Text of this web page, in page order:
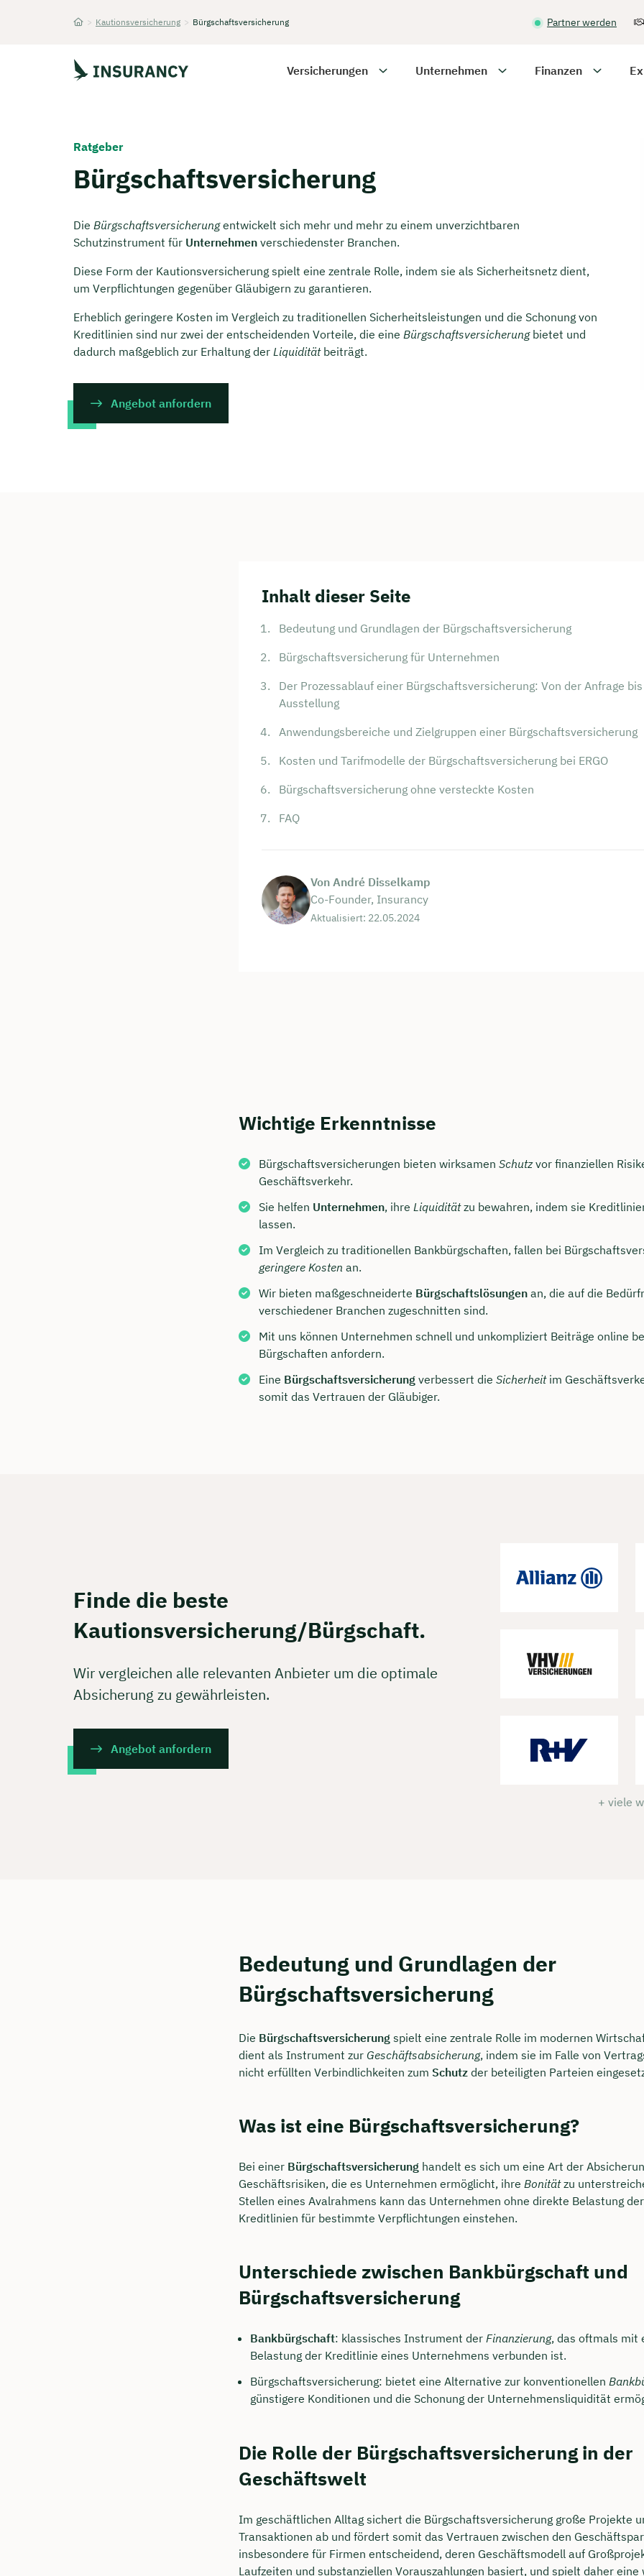
> Kautionsversicherung > Bürgschaftsversicherung Partner werden
Versicherungen Unternehmen Finanzen
Ratgeber
Bürgschaftsversicherung
Die Bürgschaftsversicherungentwickelt sich mehr und mehr zu einem unverzichtbaren
Schutzinstrument für Unternehmen verschiedenster Branchen.
Diese Form der Kautionsversicherung spielt eine zentrale Rolle, indem sie als Sicherheitsnetz dient,
um Verpflichtungen gegenüber Gläubigern zu garantieren.
Erheblich geringere Kosten im Vergleich zu traditionellen Sicherheitsleistungen und die Schonung von
Kreditlinien sind nur zwei der entscheidenden Vorteile, die eine Bürgschaftsversicherungbietet und
dadurch maßgeblich zur Erhaltung der Liquiditätbeiträgt.
Angebot anfordern
Inhalt dieser Seite
Bedeutung und Grundlagen der Bürgschaftsversicherung
Bürgschaftsversicherung für Unternehmen
Der Prozessablauf einer Bürgschaftsversicherung: Von der Anfrage
Ausstellung
Anwendungsbereiche und Zielgruppen einer Bürgschaftsversicherung
Kosten und Tarifmodelle der Bürgschaftsversicherung bei ERGO
Bürgschaftsversicherung ohne versteckte Kosten
FAQ
Von André Disselkamp
Co-Founder, Insurancy
Aktualisiert: 22.05.2024
Wichtige Erkenntnisse
Bürgschaftsversicherungen bieten wirksamen Schutzvor finanziellen
Geschäftsverkehr.
Sie helfen Unternehmen, ihre Liquiditätzu bewahren, indem sie
lassen.
Im Vergleich zu traditionellen Bankbürgschaften, fallen bei
geringere Kosten an.
Wir bieten maßgeschneiderte Bürgschaftslösungen an, die auf die
verschiedener Branchen zugeschnitten sind.
Mit uns können Unternehmen schnell und unkompliziert Beiträge online
Bürgschaften anfordern.
Eine Bürgschaftsversicherung verbessert die Sicherheitim
somit das Vertrauen der Gläubiger.
Finde die beste
Kautionsversicherung/Bürgschaft.
Wir vergleichen alle relevanten Anbieter um die optimale
Absicherung zu gewährleisten.
Angebot anfordern
+ viele
Bedeutung und Grundlagen der
Bürgschaftsversicherung
Die Bürgschaftsversicherung spielt eine zentrale Rolle im modernen
dient als Instrument zur Geschäftsabsicherung, indem sie im Falle von
nicht erfüllten Verbindlichkeiten zum Schutz der beteiligten Parteien
Was ist eine Bürgschaftsversicherung?
Bei einer Bürgschaftsversicherung handelt es sich um eine Art der
Geschäftsrisiken, die es Unternehmen ermöglicht, ihre Bonitätzu
Stellen eines Avalrahmens kann das Unternehmen ohne direkte Belastung
Kreditlinien für bestimmte Verpflichtungen einstehen.
Unterschiede zwischen Bankbürgschaft und
Bürgschaftsversicherung
Bankbürgschaft: klassisches Instrument der Finanzierung, das oftmals mit
Belastung der Kreditlinie eines Unternehmens verbunden ist.
Bürgschaftsversicherung: bietet eine Alternative zur konventionellen
günstigere Konditionen und die Schonung der Unternehmensliquidität
Die Rolle der Bürgschaftsversicherung in der
Geschäftswelt
Im geschäftlichen Alltag sichert die Bürgschaftsversicherung große Projekte
Transaktionen ab und fördert somit das Vertrauen zwischen den
insbesondere für Firmen entscheidend, deren Geschäftsmodell auf
Laufzeiten und substanziellen Vorauszahlungen basiert, und spielt daher eine
🗓️ Wählen Sie jetzt Ihren Wunschtermin: